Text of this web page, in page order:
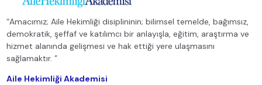
“Amacımız; Aile Hekimliği disiplininin; bilimsel temelde, bağımsız,
demokratik, şeffaf ve katılımcı bir anlayışla, eğitim, araştırma ve
hizmet alanında gelişmesi ve hak ettiği yere ulaşmasını
sağlamaktır. ”
Aile Hekimliği Akademisi